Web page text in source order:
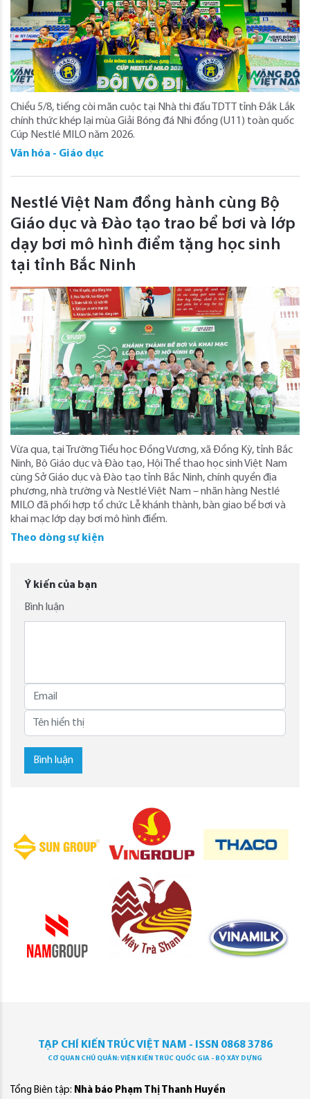
Chiều 5/8, tiếng còi mãn cuộc tại Nhà thi đấu TDTT tỉnh Đắk Lắk
chính thức khép lại mùa Giải Bóng đá Nhi đồng (U11) toàn quốc
Cúp Nestlé MILO năm 2026.
Văn hóa - Giáo dục
Nestlé Việt Nam đồng hành cùng Bộ
Giáo dục và Đào tạo trao bể bơi và lớp
dạy bơi mô hình điểm tặng học sinh
tại tỉnh Bắc Ninh
Vừa qua, tại Trường Tiểu học Đồng Vương, xã Đồng Kỳ, tỉnh Bắc
Ninh, Bộ Giáo dục và Đào tạo, Hội Thể thao học sinh Việt Nam
cùng Sở Giáo dục và Đào tạo tỉnh Bắc Ninh, chính quyền địa
phương, nhà trường và Nestlé Việt Nam – nhãn hàng Nestlé
MILO đã phối hợp tổ chức Lễ khánh thành, bàn giao bể bơi và
khai mạc lớp dạy bơi mô hình điểm.
Theo dòng sự kiện
Ý kiến của bạn
Bình luận
Bình luận
TẠP CHÍ KIẾN TRÚC VIỆT NAM - ISSN 0868 3786
CƠ QUAN CHỦ QUẢN: VIỆN KIẾN TRÚC QUỐC GIA - BỘ XÂY DỰNG
Tổng Biên tập: Nhà báo Phạm Thị Thanh Huyền